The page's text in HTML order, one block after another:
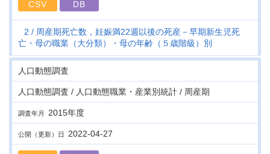
CSV DB
2
周産期死亡数，妊娠満22週以後の死産－早期新生児死
亡・母の職業（大分類）・母の年齢（５歳階級）別
人口動態調査
人口動態調査 / 人口動態職業・産業別統計 / 周産期
調査年月 2015年度
公開（更新）日 2022-04-27